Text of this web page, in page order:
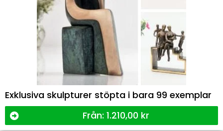
Exklusiva skulpturer stöpta i bara 99 exemplar
Från: 1.210,00 kr